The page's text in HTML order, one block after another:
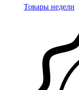
Товары недели